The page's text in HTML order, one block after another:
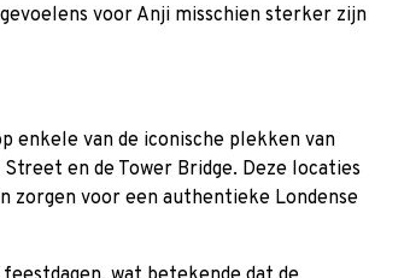
voor Anji misschien sterker zijn
enkele van de iconische plekken van
en de Tower Bridge. Deze locaties
zorgen voor een authentieke Londense